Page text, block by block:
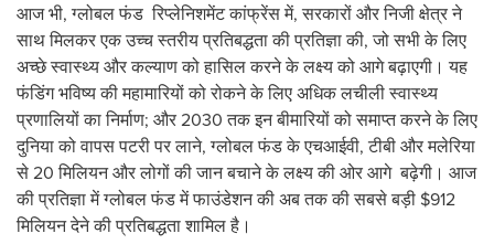
आज भी, ग्‍लोबल फंड रिप्‍लेनिशमेंट कांफ्रेंस में, सरकारों और निजी क्षेत्र ने
साथ मिलकर एक उच्च स्तरीय प्रतिबद्धता की प्रतिज्ञा की, जो सभी के लिए
अच्छे स्वास्थ्य और कल्याण को हासिल करने के लक्ष्य को आगे बढ़ाएगी। यह
फंडिंग भविष्य की महामारियों को रोकने के लिए अधिक लचीली स्वास्थ्य
प्रणालियों का निर्माण; और 2030 तक इन बीमारियों को समाप्त करने के लिए
दुनिया को वापस पटरी पर लाने, ग्लोबल फंड के एचआईवी, टीबी और मलेरिया
से 20 मिलियन और लोगों की जान बचाने के लक्ष्य की ओर आगे बढ़ेगी। आज
की प्रतिज्ञा में ग्लोबल फंड में फाउंडेशन की अब तक की सबसे बड़ी $912
मिलियन देने की प्रतिबद्धता शामिल है।